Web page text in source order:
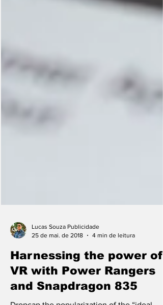
Lucas Souza Publicidade
25 de mai. de 2018
4 min de leitura
Harnessing the power of